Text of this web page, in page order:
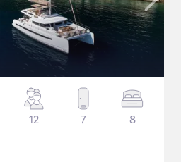
12 7 8